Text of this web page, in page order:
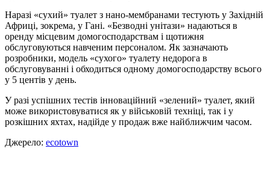
Наразі «сухий» туалет з нано-мембранами тестують у Західній
Африці, зокрема, у Гані. «Безводні унітази» надаються в
оренду місцевим домогосподарствам і щотижня
обслуговуються навченим персоналом. Як зазначають
розробники, модель «сухого» туалету недорога в
обслуговуванні і обходиться одному домогосподарству всього
у 5 центів у день.
У разі успішних тестів інноваційний «зелений» туалет, який
може використовуватися як у військовій техніці, так і у
розкішних яхтах, надійде у продаж вже найближчим часом.
Джерело: ecotown